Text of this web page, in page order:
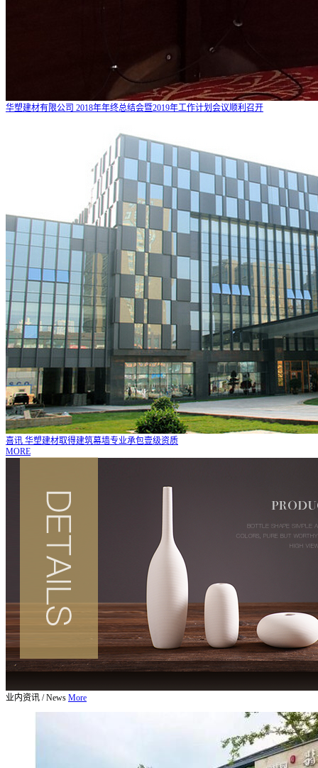
华塑建材有限公司 2018年年终总结会暨2019年工作计划会议顺利召开
喜讯 华塑建材取得建筑幕墙专业承包壹级资质
MORE
业内资讯 / News More